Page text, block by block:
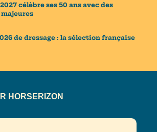
célèbre ses 50 ans avec des
de dressage : la sélection française
HORSERIZON